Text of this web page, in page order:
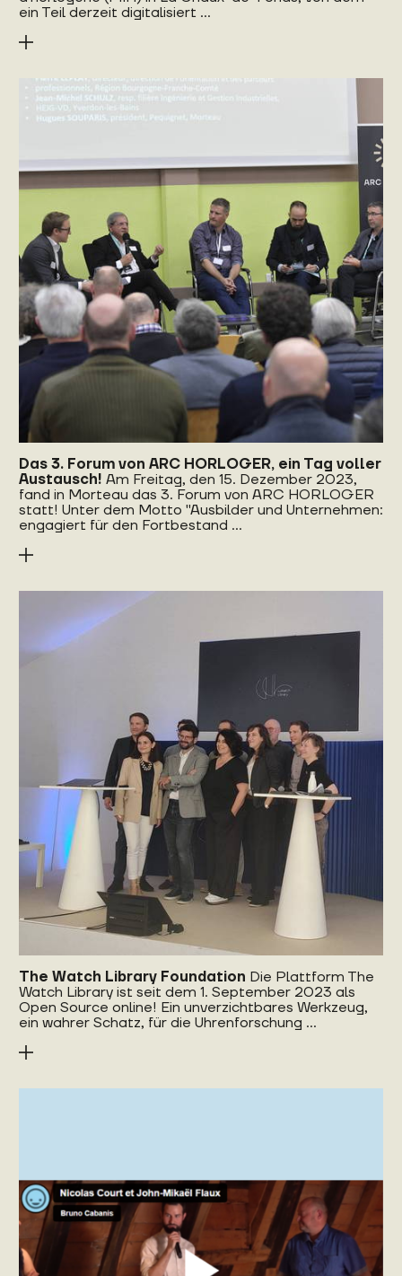
ein Teil derzeit digitalisiert ...
Das 3. Forum von ARC HORLOGER, ein Tag voller
Austausch! Am Freitag, den 15. Dezember 2023,
fand in Morteau das 3. Forum von ARC HORLOGER
statt! Unter dem Motto "Ausbilder und Unternehmen:
engagiert für den Fortbestand ...
The Watch Library Foundation Die Plattform The
Watch Library ist seit dem 1. September 2023 als
Open Source online! Ein unverzichtbares Werkzeug,
ein wahrer Schatz, für die Uhrenforschung ...